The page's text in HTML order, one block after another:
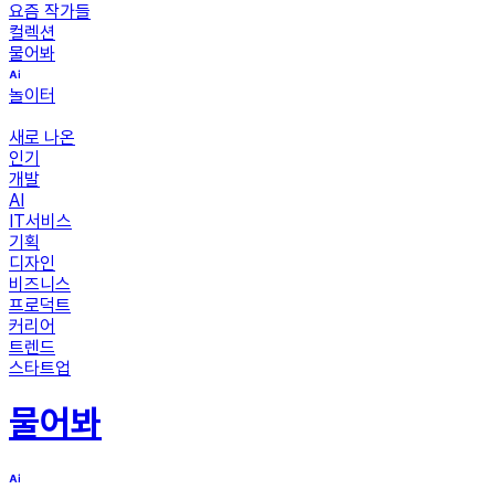
요즘 작가들
컬렉션
물어봐
놀이터
새로 나온
인기
개발
AI
IT서비스
기획
디자인
비즈니스
프로덕트
커리어
트렌드
스타트업
물어봐